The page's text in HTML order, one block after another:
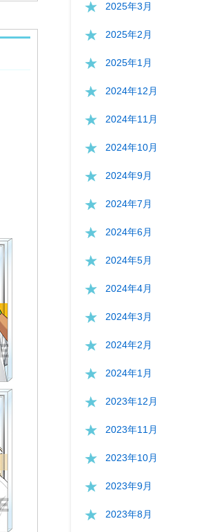
2025年3月
2025年2月
2025年1月
2024年12月
2024年11月
2024年10月
2024年9月
2024年7月
2024年6月
2024年5月
2024年4月
2024年3月
2024年2月
2024年1月
2023年12月
2023年11月
2023年10月
2023年9月
2023年8月